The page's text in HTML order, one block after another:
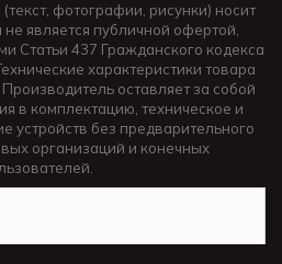
фотографии, рисунки) носит
является публичной офертой,
Статьи 437 Гражданского кодекса
характеристики товара
оставляет за собой
в комплектацию, техническое и
устройств без предварительного
организаций и конечных